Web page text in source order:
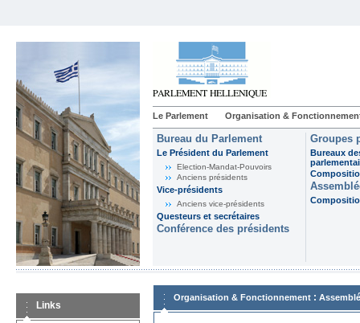
Le Parlement Organisation &
Bureau du Parlement
Le Président du Parlement
Election-Mandat-Pouvoirs
Anciens présidents
Vice-présidents
Anciens vice-présidents
Questeurs et secrétaires
Conférence des présidents
Groupes
Bureaux
Links
Organisation & Fonctionnement :